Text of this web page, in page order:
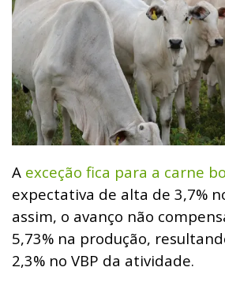
A exceção fica para a carne
expectativa de alta de 3,7%
assim, o avanço não
5,73% na produção,
2,3% no VBP da atividade.